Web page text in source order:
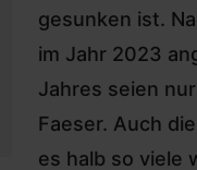
gesunken ist.
im Jahr 2023
Jahres seien
Faeser. Auch
es halb so viele